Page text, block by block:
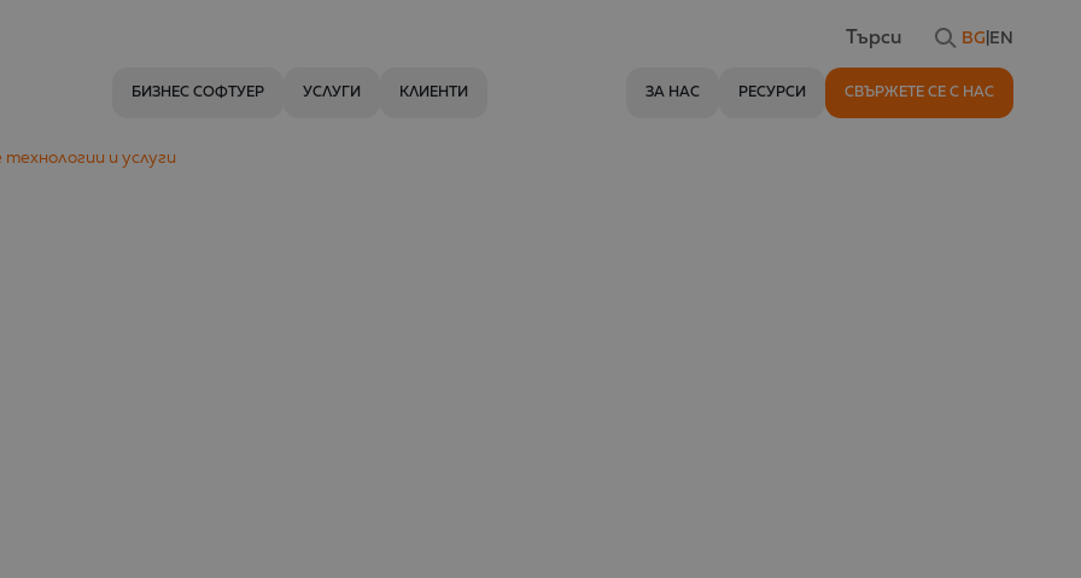
BG EN
БИЗНЕС СОФТУЕР УСЛУГИ КЛИЕНТИ ЗА НАС РЕСУРСИ СВЪРЖЕТЕ СЕ С НАС
и услуги